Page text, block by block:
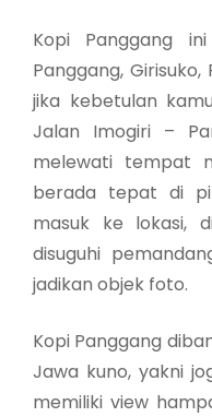
Kopi Panggang
Panggang, Girisuko,
jika kebetulan
Jalan Imogiri –
melewati tempat
berada tepat di
masuk ke lokasi,
disuguhi
jadikan objek foto.
Kopi Panggang
Jawa kuno, yakni
memiliki view